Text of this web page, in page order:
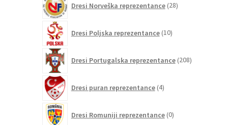
Dresi Norveška reprezentance 28izdelkov
Dresi Poljska reprezentance 10izdelkov
Dresi Portugalska reprezentance 208izdelkov
Dresi puran reprezentance 4izdelki
Dresi Romuniji reprezentance 0izdelkov